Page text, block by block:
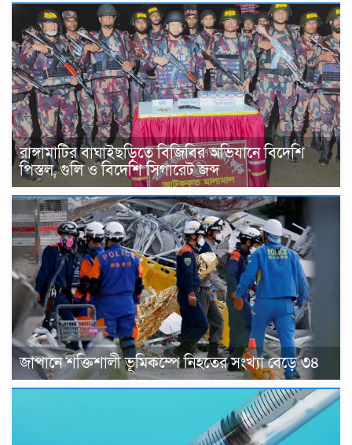
রাঙ্গামাটির বাঘাইছড়িতে বিজিবির অভিযানে বিদেশি
পিস্তল, গুলি ও বিদেশি সিগারেট জব্দ
জাপানে শক্তিশালী ভূমিকম্পে নিহতের সংখ্যা বেড়ে ৩৪